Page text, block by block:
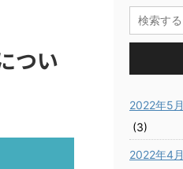
つい
2022年5月
(3)
2022年4月